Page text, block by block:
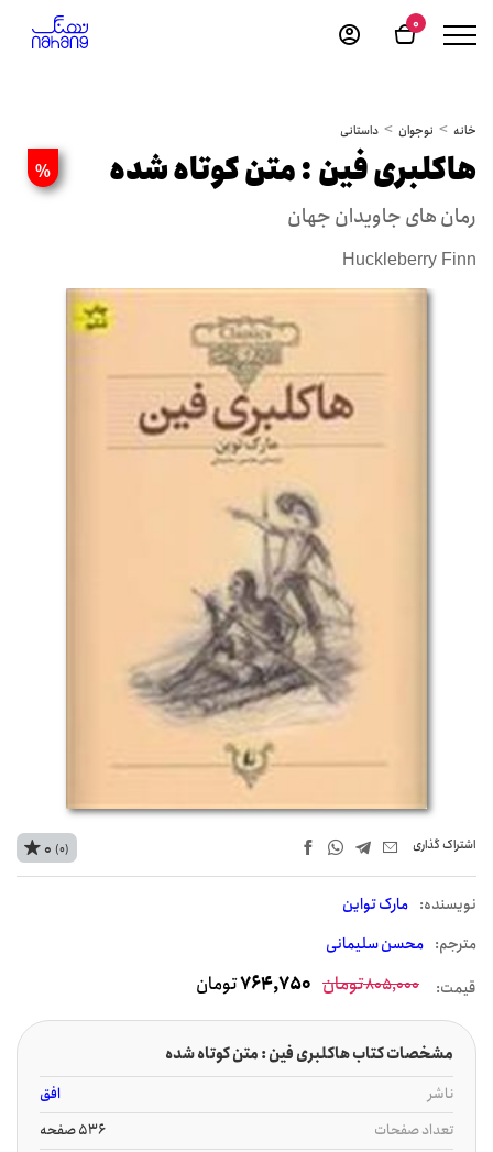
0
خانه نوجوان داستانی
% هاکلبری فین : متن کوتاه شده
رمان های جاویدان جهان
Huckleberry Finn
اشتراک‌ گذاری
نويسنده: مارک تواین
مترجم: محسن سلیمانی
0 (0)
قیمت: 805,000تومان 764,750تومان
مشخصات کتاب هاکلبری فین : متن کوتاه شده
ناشر
افق
تعداد صفحات
536 صفحه